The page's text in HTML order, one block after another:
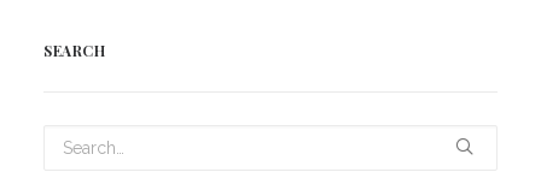
SEARCH